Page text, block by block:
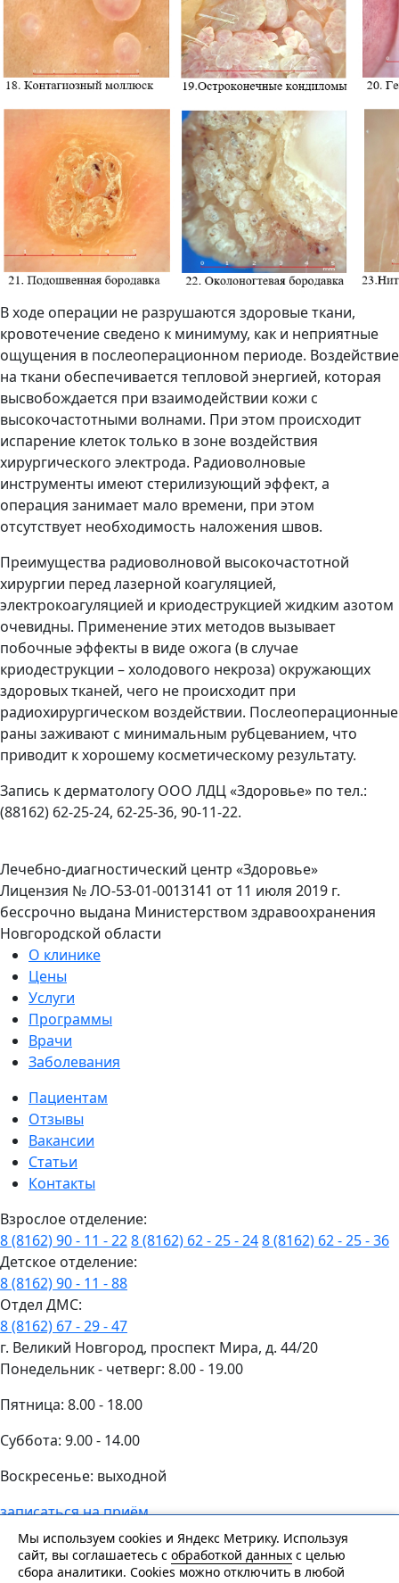
В ходе операции не разрушаются здоровые ткани,
кровотечение сведено к минимуму, как и неприятные
ощущения в послеоперационном периоде. Воздействие
на ткани обеспечивается тепловой энергией, которая
высвобождается при взаимодействии кожи с
высокочастотными волнами. При этом происходит
испарение клеток только в зоне воздействия
хирургического электрода. Радиоволновые
инструменты имеют стерилизующий эффект, а
операция занимает мало времени, при этом
отсутствует необходимость наложения швов.
Преимущества радиоволновой высокочастотной
хирургии перед лазерной коагуляцией,
электрокоагуляцией и криодеструкцией жидким азотом
очевидны. Применение этих методов вызывает
побочные эффекты в виде ожога (в случае
криодеструкции – холодового некроза) окружающих
здоровых тканей, чего не происходит при
радиохирургическом воздействии. Послеоперационные
раны заживают с минимальным рубцеванием, что
приводит к хорошему косметическому результату.
Запись к дерматологу ООО ЛДЦ «Здоровье» по тел.:
(88162) 62-25-24, 62-25-36, 90-11-22.
Лечебно-диагностический центр «Здоровье»
Лицензия № ЛО-53-01-0013141 от 11 июля 2019 г.
бессрочно выдана Министерством здравоохранения
Новгородской области
О клинике
Цены
Услуги
Программы
Врачи
Заболевания
Пациентам
Отзывы
Вакансии
Статьи
Контакты
Взрослое отделение:
8 (8162) 90 - 11 - 228 (8162) 62 - 25 - 248 (8162) 62 - 25 - 36
Детское отделение:
8 (8162) 90 - 11 - 88
Отдел ДМС:
8 (8162) 67 - 29 - 47
г. Великий Новгород, проспект Мира, д. 44/20
Понедельник - четверг: 8.00 - 19.00
Пятница: 8.00 - 18.00
Суббота: 9.00 - 14.00
Воскресенье: выходной
записаться на приём
Сайт носит информационный характер и не является
публичной офертой, определяемой положениями
Статьи 437 (2) ГК РФ.
Мы используем cookies и Яндекс Метрику. Используя
сайт, вы соглашаетесь с обработкой данных с целью
сбора аналитики. Cookies можно отключить в любой